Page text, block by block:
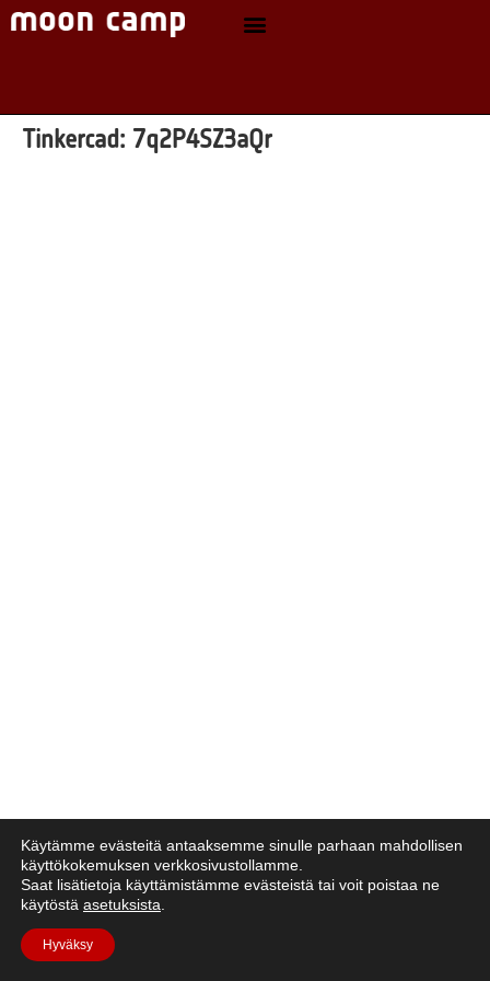
Tinkercad: 7q2P4SZ3aQr
Käytämme evästeitä antaaksemme sinulle parhaan mahdollisen
käyttökokemuksen verkkosivustollamme.
Saat lisätietoja käyttämistämme evästeistä tai voit poistaa ne
käytöstä asetuksista
Hyväksy